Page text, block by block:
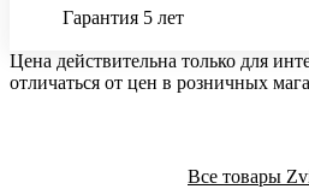
Гарантия 5 лет
Цена действительна только для
отличаться от цен в розничных
Все товары